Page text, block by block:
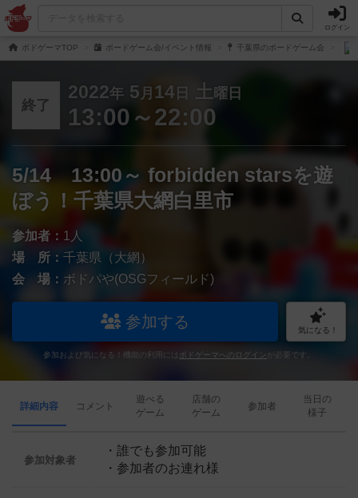
ログイン
ボドゲーマTOP ボードゲーム会/イベント情報 千葉県のボードゲーム会
終了
2022年 5 月 14 日 土 曜日
13:00～22:00
5/14 13:00～ forbidden starsを遊
ぼう！千葉県大網白里市
参加者： 1人
場 所： 千葉県（大網）
会 場： ボドパや(OSGフィールド)
参加する 気になる！
参加および気になる！機能の利用には ボドゲーマへのログイン が必要です。
詳細内容 コメント
遊べる
ゲーム
店舗の
ゲーム
参加者
当日の
様子
参加対象者
・誰でも参加可能
・参加者のお連れ様